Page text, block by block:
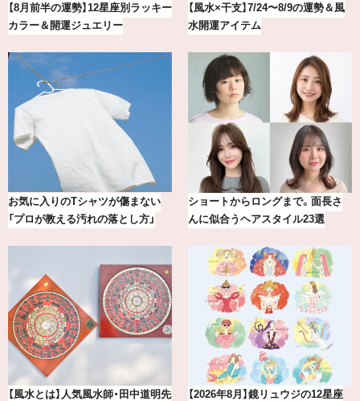
の運勢＆風
。面長さ
ル23選
ジの12星座
【涼しい通勤ワイドパンツ】“楽して
きちんとパンツ”が夏の味方
気分が上がる「フル
アを「眼鏡市場」で探
【最新版】20代、30代読者が選んだ
理想の結婚指輪10選
20年の研究が生んだ
の圧倒的な艶力【エ
賢者たちに聞いてみた！ 嫉妬と上
【BAILA×OMO】ウオ